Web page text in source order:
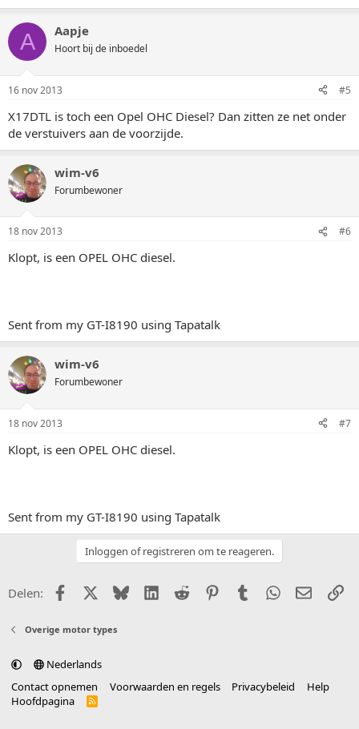
A Aapje
Hoort bij de inboedel
16 nov 2013 #5
X17DTL is toch een Opel OHC Diesel? Dan zitten ze net onder
de verstuivers aan de voorzijde.
wim-v6
Forumbewoner
18 nov 2013 #6
Klopt, is een OPEL OHC diesel.
Sent from my GT-I8190 using Tapatalk
wim-v6
Forumbewoner
18 nov 2013 #7
Klopt, is een OPEL OHC diesel.
Sent from my GT-I8190 using Tapatalk
Inloggen of registreren om te reageren.
Delen: FacebookX (Twitter)
BlueskyLinkedIn
Reddit PinterestTumblr WhatsApp
E-mail
Overige motor types
Nederlands
Contact opnemen
Voorwaarden en regels Privacybeleid
Help
Hoofdpagina
R